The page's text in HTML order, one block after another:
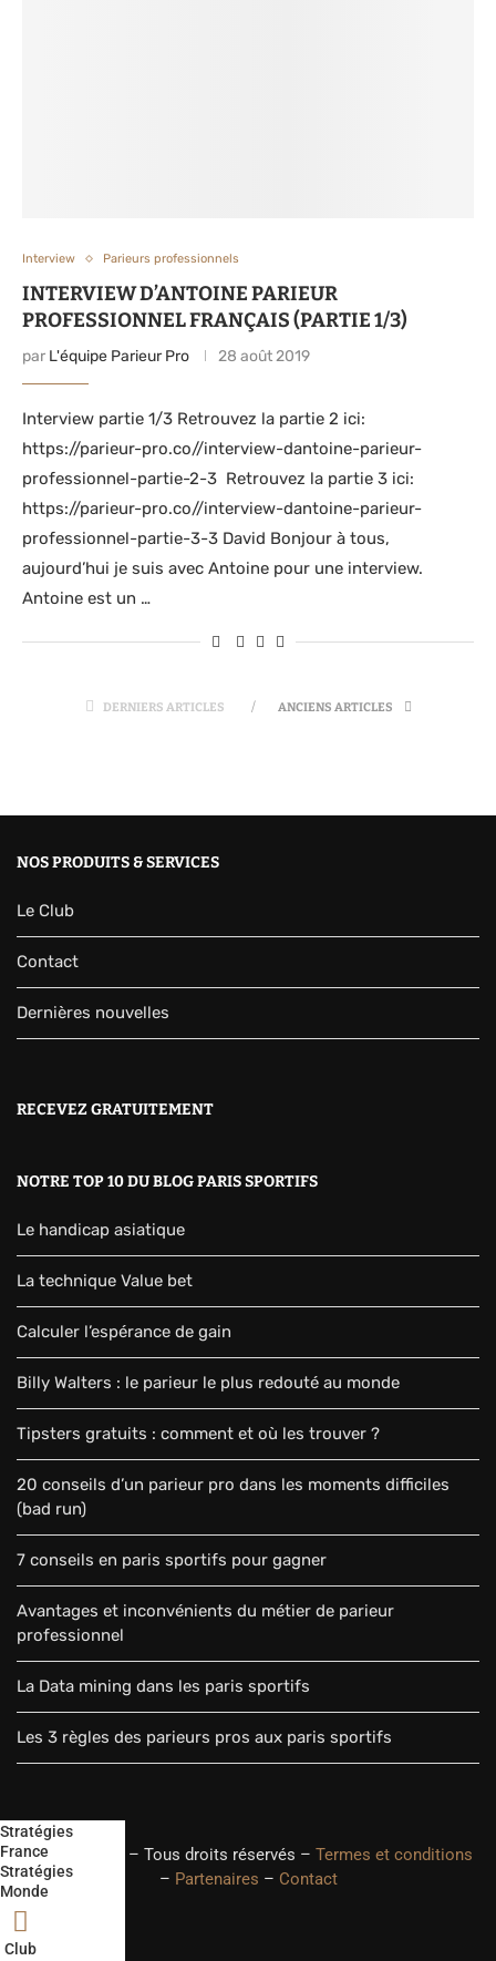
Interview Parieurs professionnels
INTERVIEW D’ANTOINE PARIEUR
PROFESSIONNEL FRANÇAIS (PARTIE 1/3)
par L'équipe Parieur Pro 28 août 2019
Interview partie 1/3 Retrouvez la partie 2 ici:
https://parieur-pro.co//interview-dantoine-parieur-
professionnel-partie-2-3 Retrouvez la partie 3 ici:
https://parieur-pro.co//interview-dantoine-parieur-
professionnel-partie-3-3 David Bonjour à tous,
aujourd’hui je suis avec Antoine pour une interview.
Antoine est un …
DERNIERS ARTICLES ANCIENS ARTICLES
NOS PRODUITS & SERVICES
Le Club
Contact
Dernières nouvelles
RECEVEZ GRATUITEMENT
NOTRE TOP 10 DU BLOG PARIS SPORTIFS
Le handicap asiatique
La technique Value bet
Calculer l’espérance de gain
Billy Walters : le parieur le plus redouté au monde
Tipsters gratuits : comment et où les trouver ?
20 conseils d’un parieur pro dans les moments difficiles
(bad run)
7 conseils en paris sportifs pour gagner
Avantages et inconvénients du métier de parieur
professionnel
La Data mining dans les paris sportifs
Les 3 règles des parieurs pros aux paris sportifs
© Parieur-Pro – Tous droits réservés – Termes et conditions
– Partenaires – Contact
Stratégies
France
Stratégies
Monde
Club